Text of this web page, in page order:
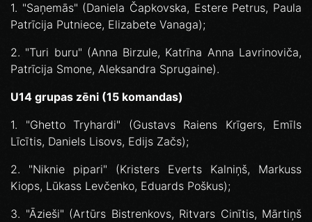
1. "Saņemās" (Daniela Čapkovska, Estere Petrus, Paula
Patrīcija Putniece, Elizabete Vanaga);
2. "Turi buru" (Anna Birzule, Katrīna Anna Lavrinoviča,
Patrīcija Smone, Aleksandra Sprugaine).
U14 grupas zēni (15 komandas)
1. "Ghetto Tryhardi" (Gustavs Raiens Krīgers, Emīls
Līcītis, Daniels Lisovs, Edijs Začs);
2. "Niknie pipari" (Kristers Everts Kalniņš, Markuss
Kiops, Lūkass Levčenko, Eduards Poškus);
3. "Āzieši" (Artūrs Bistrenkovs, Ritvars Cinītis, Mārtiņš